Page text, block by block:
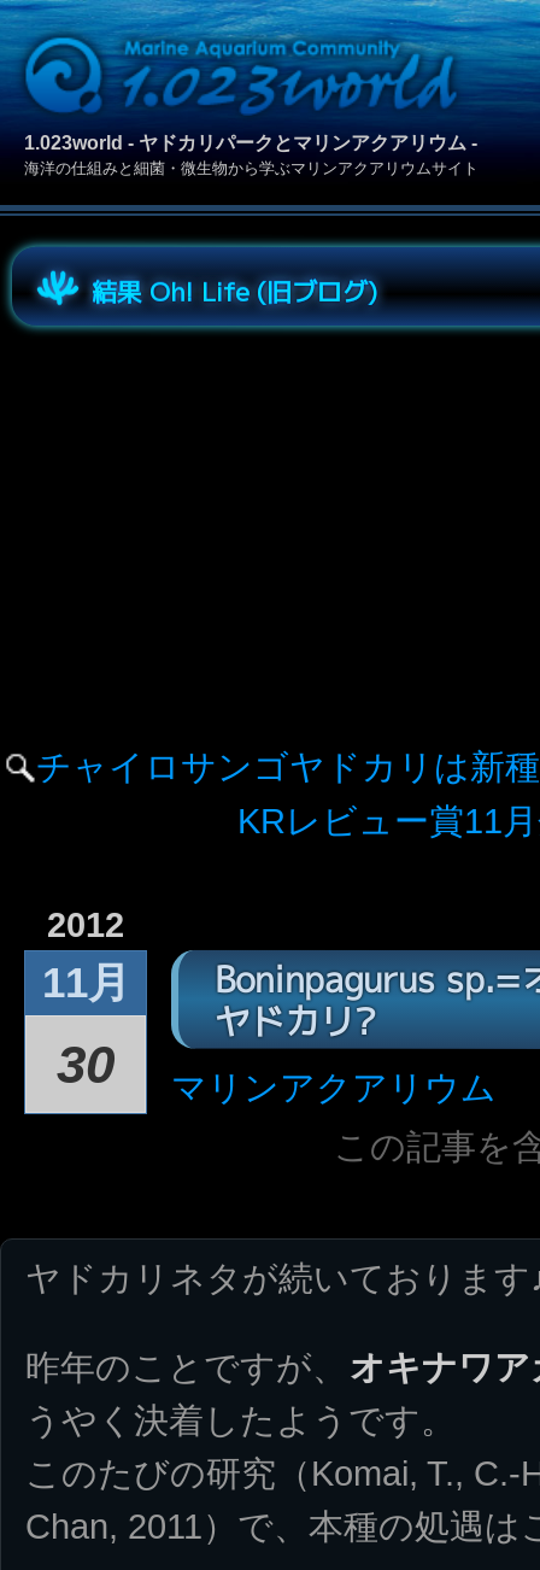
1.023world - ヤドカリパークとマリンアクアリウム -
海洋の仕組みと細菌・微生物から学ぶマリンアクアリウムサイト
結果 Oh! Life (旧ブログ)
チャイロサンゴヤドカリは新
KRレビュー賞11
2012
11月
30
Boninpagurus sp.=
ヤドカリ?
マリンアクアリウム
この記事を
ヤドカリネタが続いております
昨年のことですが、 オキナワ
うやく決着したようです。
このたびの研究（Komai, T., C.-
Chan, 2011）で、本種の処遇